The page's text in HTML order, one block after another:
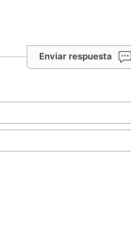
Enviar respuesta